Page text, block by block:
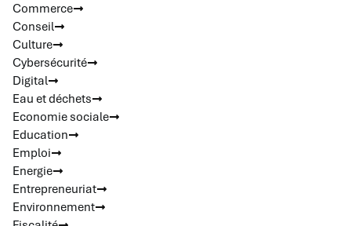
Commerce
Conseil
Culture
Cybersécurité
Digital
Eau et déchets
Economie sociale
Education
Emploi
Energie
Entrepreneuriat
Environnement